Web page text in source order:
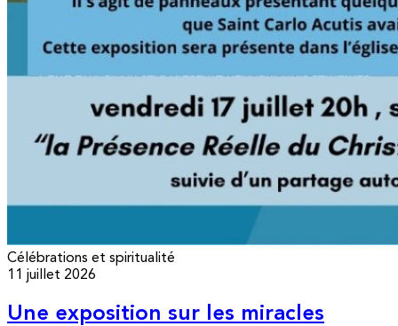
Célébrations et spiritualité
11 juillet 2026
Une exposition sur les miracles